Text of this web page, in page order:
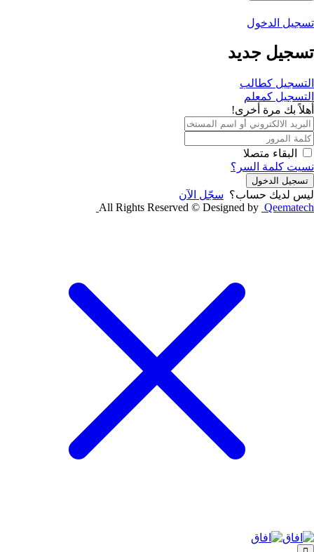
تسجيل الدخول
تسجيل جديد
التسجيل كطالب
التسجيل كمعلم
أهلاً بك مرة أخرى!
البقاء متصلا
نسيت كلمة السر؟
تسجيل الدخول
ليس لديك حساب؟ سجّل الآن
All Rights Reserved © Designed by Qeematech